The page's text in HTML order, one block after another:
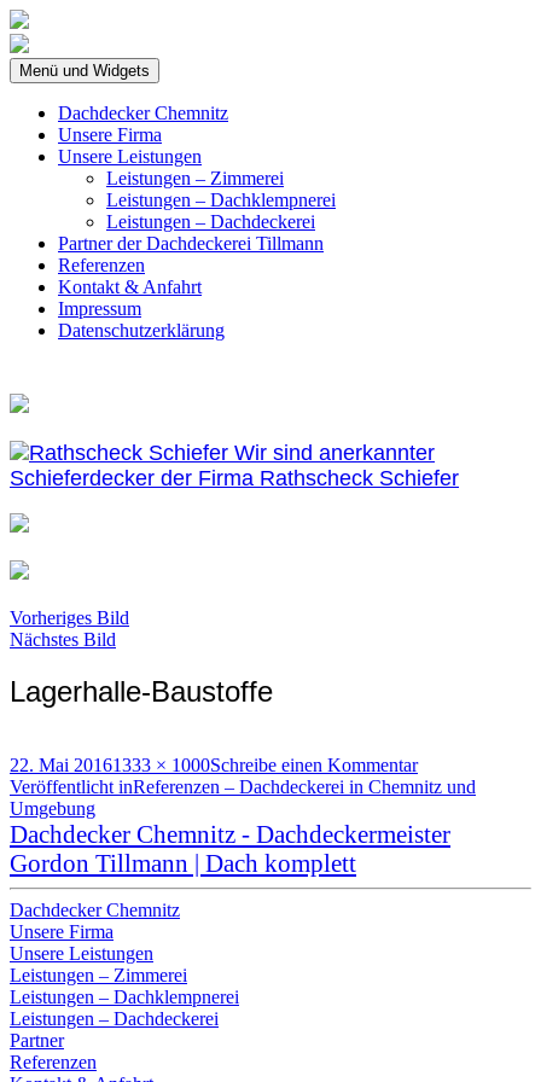
Springe
zum
Inhalt
Menü und Widgets
Dachdecker Chemnitz
Unsere Firma
Unsere Leistungen
Leistungen – Zimmerei
Leistungen – Dachklempnerei
Leistungen – Dachdeckerei
Partner der Dachdeckerei Tillmann
Referenzen
Kontakt & Anfahrt
Impressum
Datenschutzerklärung
Vorheriges Bild
Nächstes Bild
Lagerhalle-Baustoffe
Veröffentlicht
am
22. Mai 2016Volle
Größe
1333 × 1000Schreibe einen Kommentarzu
Lagerhalle-
Beitragsnavigation
Veröffentlicht inReferenzen – Dachdeckerei in Chemnitz und
Umgebung
Dachdecker Chemnitz - Dachdeckermeister
Gordon Tillmann | Dach komplett
Dachdecker Chemnitz
Unsere Firma
Unsere Leistungen
Leistungen – Zimmerei
Leistungen – Dachklempnerei
Leistungen – Dachdeckerei
Partner
Referenzen